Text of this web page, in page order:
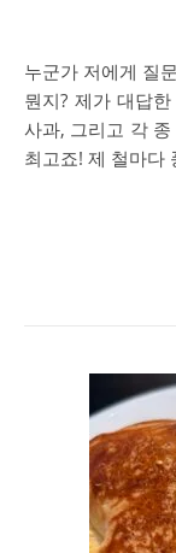
누군가 저에게 질문을 했어요! 밴쿠버가 한국보다 좋은 이유가
뭔지? 제가 대답
사과, 그리고 각
최고죠! 제 철마다